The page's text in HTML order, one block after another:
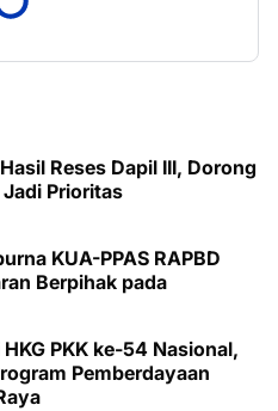
Reses Dapil III, Dorong
Prioritas
KUA-PPAS RAPBD
Berpihak pada
PKK ke-54 Nasional,
Pemberdayaan